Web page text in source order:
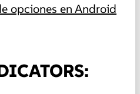
opciones en Android